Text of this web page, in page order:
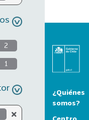
2
1
¿Quiénes
somos?
Centro